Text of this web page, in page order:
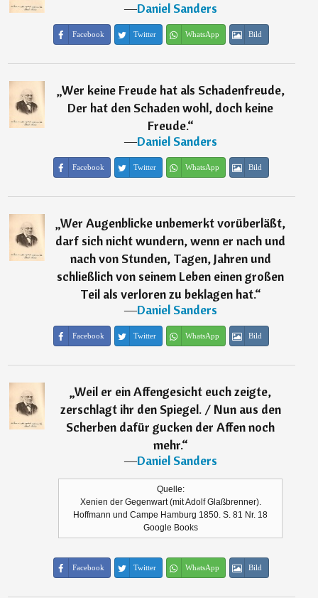
―Daniel Sanders
Facebook Twitter WhatsApp Bild
„Wer keine Freude hat als Schadenfreude,
Der hat den Schaden wohl, doch keine
Freude.“
―Daniel Sanders
Facebook Twitter WhatsApp Bild
„Wer Augenblicke unbemerkt vorüberläßt,
darf sich nicht wundern, wenn er nach und
nach von Stunden, Tagen, Jahren und
schließlich von seinem Leben einen großen
Teil als verloren zu beklagen hat.“
―Daniel Sanders
Facebook Twitter WhatsApp Bild
„Weil er ein Affengesicht euch zeigte,
zerschlagt ihr den Spiegel. / Nun aus den
Scherben dafür gucken der Affen noch
mehr.“
―Daniel Sanders
Quelle:
Xenien der Gegenwart (mit Adolf Glaßbrenner).
Hoffmann und Campe Hamburg 1850. S. 81 Nr. 18
Google Books
Facebook Twitter WhatsApp Bild